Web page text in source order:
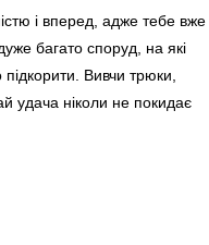
і вперед, адже тебе вже
багато споруд, на які
підкорити. Вивчи трюки,
удача ніколи не покидає